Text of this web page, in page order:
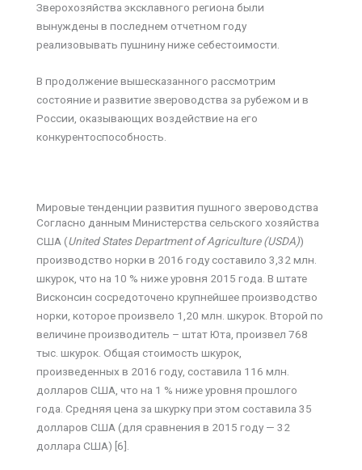
Зверохозяйства эксклавного региона были
вынуждены в последнем отчетном году
реализовывать пушнину ниже себестоимости.
В продолжение вышесказанного рассмотрим
состояние и развитие звероводства за рубежом и в
России, оказывающих воздействие на его
конкурентоспособность.
Мировые тенденции развития пушного звероводства
Согласно данным Министерства сельского хозяйства
США (United States Department of Agriculture (USDA))
производство норки в 2016 году составило 3,32 млн.
шкурок, что на 10 % ниже уровня 2015 года. В штате
Висконсин сосредоточено крупнейшее производство
норки, которое произвело 1,20 млн. шкурок. Второй по
величине производитель – штат Юта, произвел 768
тыс. шкурок. Общая стоимость шкурок,
произведенных в 2016 году, составила 116 млн.
долларов США, что на 1 % ниже уровня прошлого
года. Средняя цена за шкурку при этом составила 35
долларов США (для сравнения в 2015 году — 32
доллара США) [6].